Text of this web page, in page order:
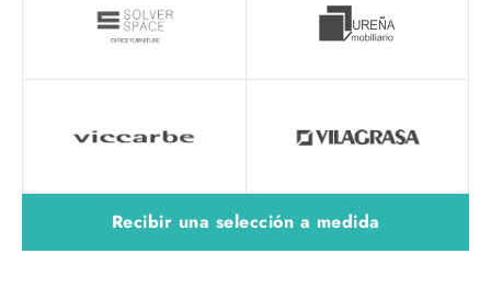
Recibir una selección a medida